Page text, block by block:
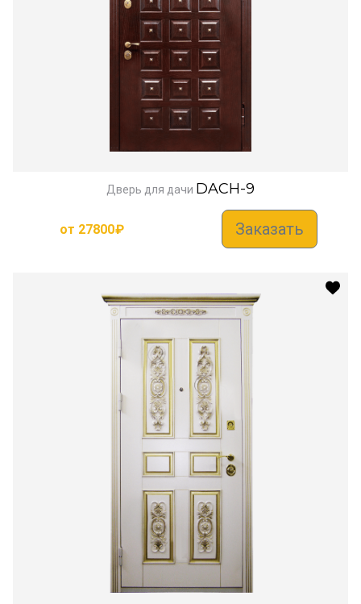
Дверь для дачи DACH-9
от 27800₽ Заказать